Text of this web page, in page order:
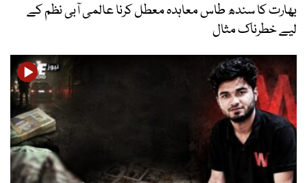
بھارت کا سندھ طاس معاہدہ معطل کرنا عالمی آبی نظم کے
لیے خطرناک مثال